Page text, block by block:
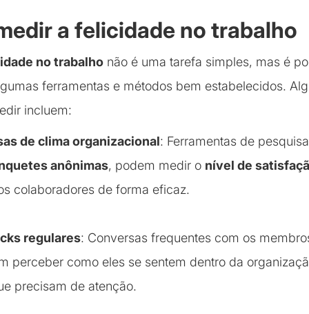
a felicidade no trabalho
no trabalho não é uma tarefa simples, mas é
ferramentas e métodos bem estabelecidos.
incluem:
de clima organizacional: Ferramentas de
anônimas, podem medir o nível de
colaboradores de forma eficaz.
regulares: Conversas frequentes com os
perceber como eles se sentem dentro da
precisam de atenção.